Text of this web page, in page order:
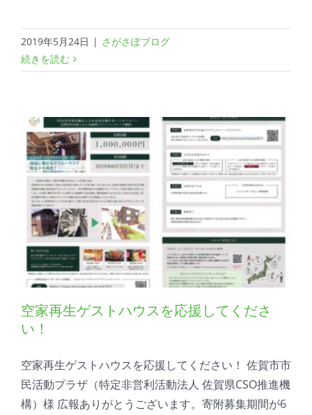
2019年5月24日 | さがさぽブログ
続きを読む
空家再生ゲストハウスを応援してくださ
い！
空家再生ゲストハウスを応援してください！ 佐賀市市
民活動プラザ（特定非営利活動法人 佐賀県CSO推進機
構​）様 広報ありがとうございます。寄附募集期間が6